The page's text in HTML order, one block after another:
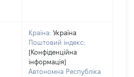
Країна: Україна
Поштовий індекс:
[Конфіденційна
інформація]
Автономна Республіка